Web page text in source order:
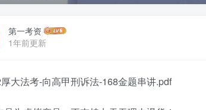
第一考资
1年前更新
大法考-向高甲刑诉法-168金题串讲.pdf